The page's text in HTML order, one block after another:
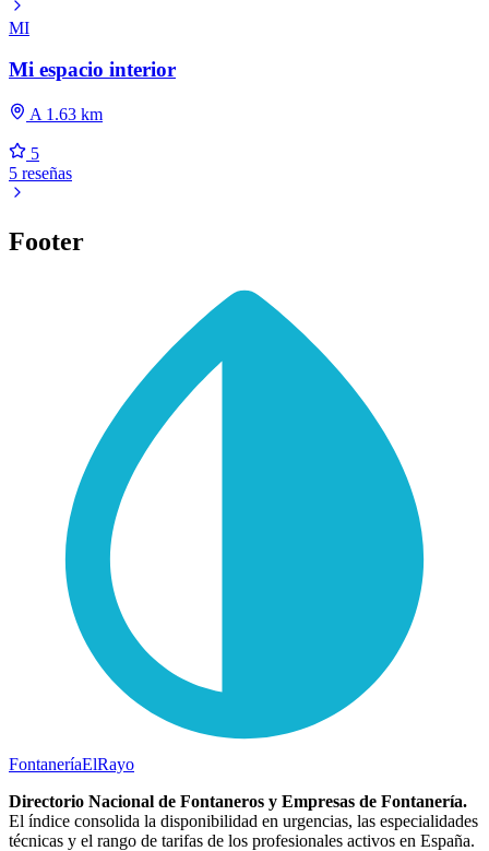
MI
Mi espacio interior
A 1.63 km
5
5 reseñas
Footer
FontaneríaElRayo
Directorio Nacional de Fontaneros y Empresas de Fontanería.
El índice consolida la disponibilidad en urgencias, las especialidades
técnicas y el rango de tarifas de los profesionales activos en España.